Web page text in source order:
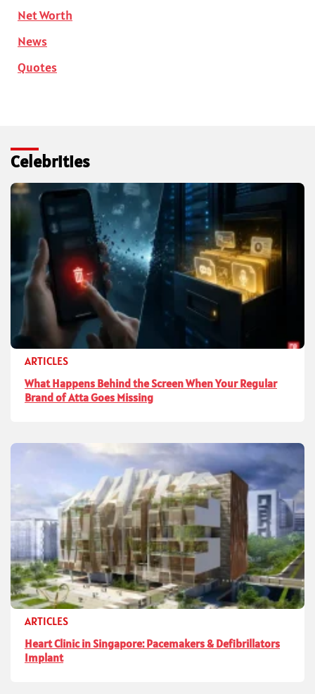
Net Worth
News
Quotes
Celebrities
ARTICLES
What Happens Behind the Screen When Your Regular
Brand of Atta Goes Missing
ARTICLES
Heart Clinic in Singapore: Pacemakers & Defibrillators
Implant